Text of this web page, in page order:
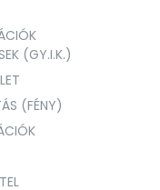
(GY.I.K.)
(FÉNY)